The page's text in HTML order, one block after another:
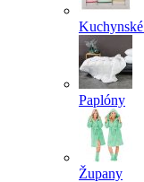
Paplóny
Župany